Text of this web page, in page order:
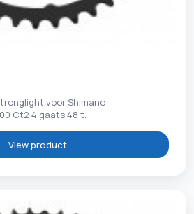
voor Shimano
Ct2 4 gaats 48 t.
View product